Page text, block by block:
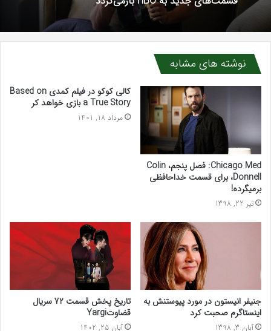
قسمت‌های جدید به HBO بازمی‌گردد
«لوتر» (Luther) با فیلم جدید در نتفلیکس بازمی‌گردد
نوشته های مشابه
Chicago Med: فصل پنجم، Colin
Donnell، برای قسمت خداحافظی
برمیگرده!
تیر 22, 1398
کالی کوکو در فیلم کمدی Based on
a True Story بازی خواهد کر
مرداد 18, 1401
جنیفر انیستون در مورد پیوستنش به
اینستاگرم صحبت کرد
آبان 3, 1398
تاریخ پخش قسمت 72 سریال
قضاوتYargi
آبان 25, 1402